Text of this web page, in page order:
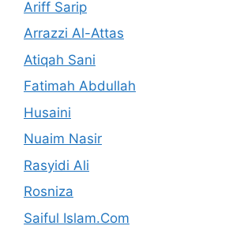
Ariff Sarip
Arrazzi Al-Attas
Atiqah Sani
Fatimah Abdullah
Husaini
Nuaim Nasir
Rasyidi Ali
Rosniza
Saiful Islam.Com